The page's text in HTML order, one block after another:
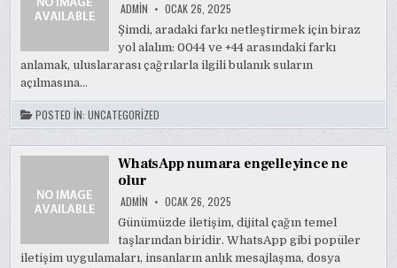
ADMIN OCAK 26, 2025
Şimdi, aradaki farkı netleştirmek için biraz
yol alalım: 0044 ve +44 arasındaki farkı
anlamak, uluslararası çağrılarla ilgili bulanık suların
açılmasına…
POSTED IN:UNCATEGORIZED
WhatsApp numara engelleyince ne
olur
ADMIN OCAK 26, 2025
Günümüzde iletişim, dijital çağın temel
taşlarından biridir. WhatsApp gibi popüler
iletişim uygulamaları, insanların anlık mesajlaşma, dosya